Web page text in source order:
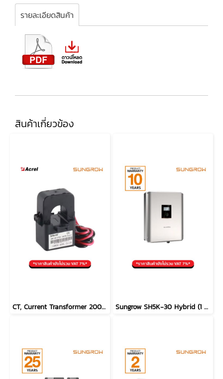
รายละเอียดสินค้า
สินค้าเกี่ยวข้อง
CT, Current Transformer 200/5A (Jiangsu) Sungrow SH5K-30 Hybrid (1 Phase) (ประกัน 10ปี)